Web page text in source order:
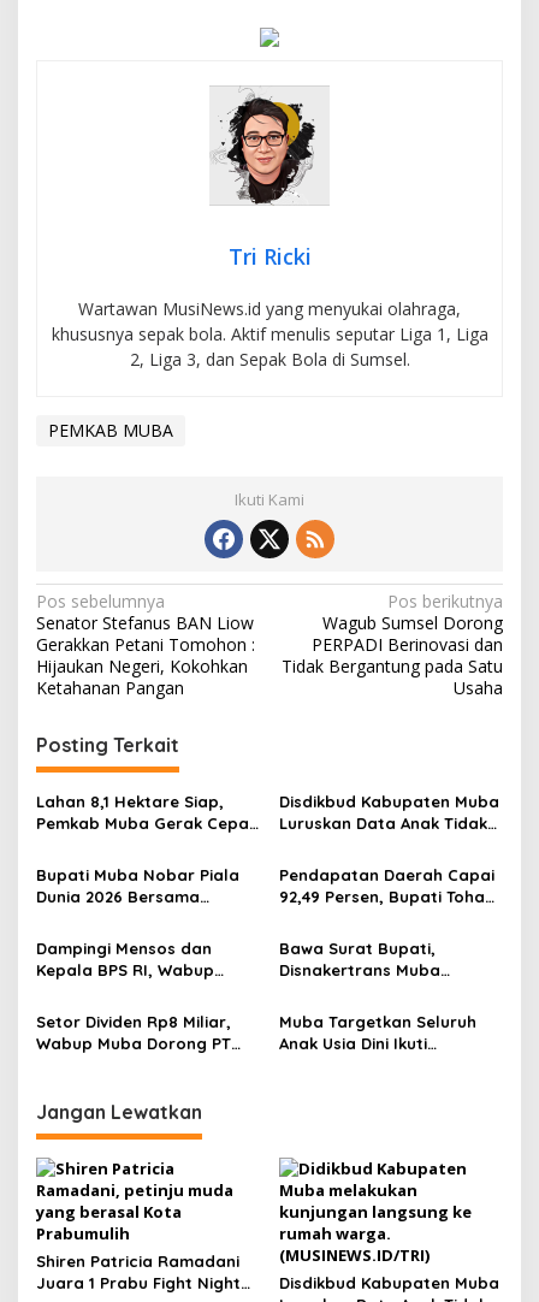
Tri Ricki
Wartawan MusiNews.id yang menyukai olahraga,
khususnya sepak bola. Aktif menulis seputar Liga 1, Liga
2, Liga 3, dan Sepak Bola di Sumsel.
PEMKAB MUBA
Ikuti Kami
N
a
v
g
a
s
p
o
s
Pos sebelumnya
Senator Stefanus BAN Liow
Gerakkan Petani Tomohon :
Hijaukan Negeri, Kokohkan
Ketahanan Pangan
Pos berikutnya
Wagub Sumsel Dorong
PERPADI Berinovasi dan
Tidak Bergantung pada Satu
Usaha
Posting Terkait
Lahan 8,1 Hektare Siap,
Pemkab Muba Gerak Cepat
Rakyat
Disdikbud Kabupaten Muba
Luruskan Data Anak Tidak
Bupati Muba Nobar Piala
Dunia 2026 Bersama
Swiss 3-1
Pendapatan Daerah Capai
92,49 Persen, Bupati Toha
Pertanggungjawaban APBD
2025 ke DPRD Muba
Dampingi Mensos dan
Kepala BPS RI, Wabup
Ekonomi 2026 Jadi Fondasi
Pembangunan
Bawa Surat Bupati,
Disnakertrans Muba
Jadi Prioritas di Industri
Migas
Setor Dividen Rp8 Miliar,
Wabup Muba Dorong PT
Optimalkan Migas
Muba Targetkan Seluruh
Anak Usia Dini Ikuti
Jangan Lewatkan
Shiren Patricia Ramadani
Juara 1 Prabu Fight Night
Disdikbud Kabupaten Muba